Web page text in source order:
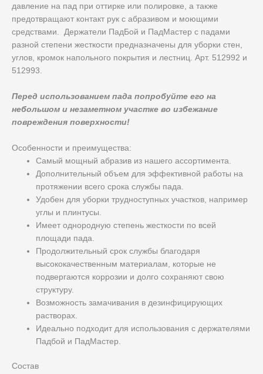
давление на пад при оттирке или полировке, а также
предотвращают контакт рук с абразивом и моющими
средствами. Держатели ПадБой и ПадМастер с падами
разной степени жесткости предназначены для уборки стен,
углов, кромок напольного покрытия и лестниц. Арт. 512992 и
512993.
Перед использованием пада попробуйте его на
небольшом и незаметном участке во избежание
повреждения поверхности!
Особенности и преимущества:
Самый мощный абразив из нашего ассортимента.
Дополнительный объем для эффективной работы на
протяжении всего срока службы пада.
Удобен для уборки трудноступных участков, например
углы и плинтусы.
Имеет однородную степень жесткости по всей
площади пада.
Продолжительный срок службы благодаря
высококачественным материалам, которые не
подвергаются коррозии и долго сохраняют свою
структуру.
Возможность замачивания в дезинфицирующих
растворах.
Идеально подходит для использования с держателями
Падбой и ПадМастер.
Состав